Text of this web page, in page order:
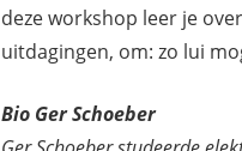
deze workshop leer je
uitdagingen, om: zo lui
Bio Ger Schoeber